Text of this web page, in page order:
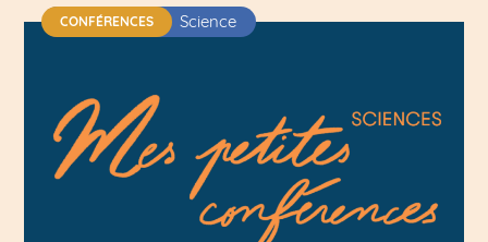
CONFÉRENCES Science